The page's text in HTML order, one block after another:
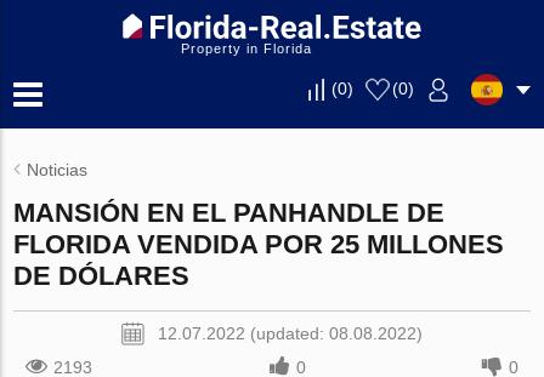
Property in Florida
(0) (0)
Noticias
MANSIÓN EN EL PANHANDLE DE
FLORIDA VENDIDA POR 25 MILLONES
DE DÓLARES
12.07.2022 (updated: 08.08.2022)
2193
0 0